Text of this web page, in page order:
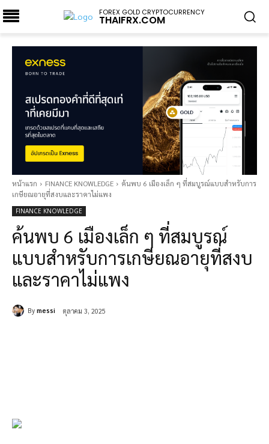
FOREX GOLD CRYPTOCURRENCY
THAIFRX.COM
หน้าแรก FINANCE KNOWLEDGE
ค้นพบ 6 เมืองเล็ก ๆ ที่สมบูรณ์แบบสำหรับการ
เกษียณอายุที่สงบและราคาไม่แพง
FINANCE KNOWLEDGE
ค้นพบ 6 เมืองเล็ก ๆ ที่สมบูรณ์
แบบสำหรับการเกษียณอายุที่สงบ
และราคาไม่แพง
By messi ตุลาคม 3, 2025